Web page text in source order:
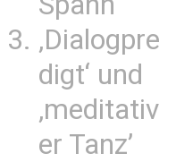
‚Dialogpre
digt‘ und
‚meditativ
er Tanz’